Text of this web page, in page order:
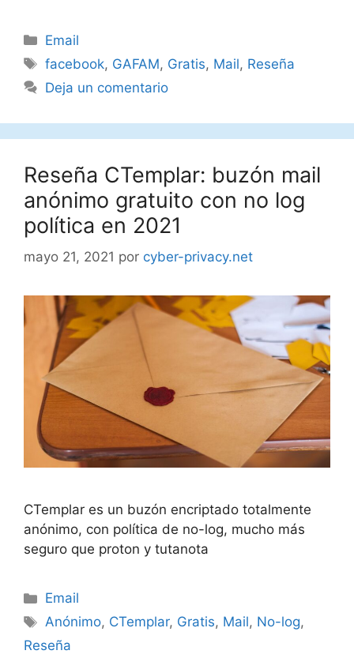
Categorías
Email
Etiquetas
facebook, GAFAM, Gratis, Mail, Reseña
Deja un comentario
Reseña CTemplar: buzón mail
anónimo gratuito con no log
política en 2021
mayo 21, 2021 por cyber-privacy.net
CTemplar es un buzón encriptado totalmente
anónimo, con política de no-log, mucho más
seguro que proton y tutanota
Categorías
Email
Etiquetas
Anónimo, CTemplar, Gratis, Mail, No-log,
Reseña